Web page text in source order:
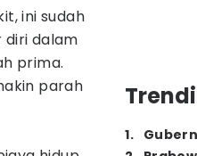
ini sudah
diri dalam
prima.
parah
1.